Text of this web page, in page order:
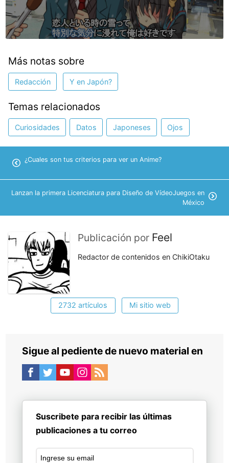
Más notas sobre
Redacción Y en Japón?
Temas relacionados
Curiosidades Datos Japoneses Ojos
¿Cuales son tus criterios para ver un Anime?
Lanzan la primera Licenciatura para Diseño de VídeoJuegos en
México
Publicación por Feel
Redactor de contenidos en ChikiOtaku
2732 artículos Mi sitio web
Sigue al pediente de nuevo material en
Suscribete para recibir las últimas
publicaciones a tu correo